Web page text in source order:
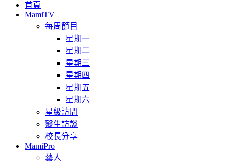
首頁
MamiTV
每周節目
星期一
星期二
星期三
星期四
星期五
星期六
星級訪問
醫生訪談
校長分享
MamiPro
藝人